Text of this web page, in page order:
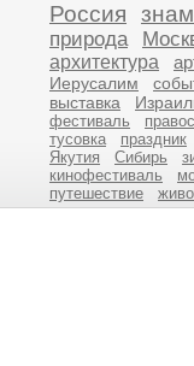
Россия
природа
архитектура
Иерусалим
выставка
фестиваль
тусовка
праздник
Якутия
Сибирь
кинофестиваль
путешествие